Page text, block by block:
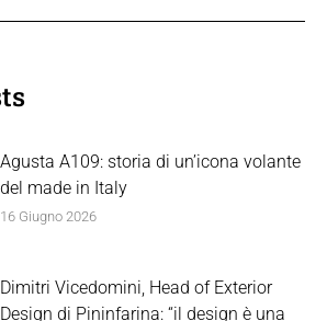
Agusta A109: storia di un’icona volante
del made in Italy
16 Giugno 2026
Dimitri Vicedomini, Head of Exterior
Design di Pininfarina: “il design è una